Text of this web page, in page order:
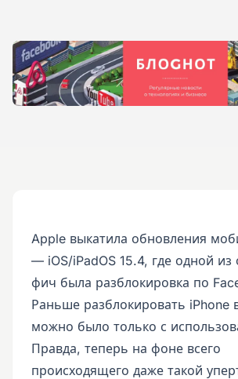
Apple выкатила обновления
— iOS/iPadOS 15.4, где одной
фич была разблокировка по
Раньше разблокировать iPhone
можно было только с
Правда, теперь на фоне всего
происходящего даже такой